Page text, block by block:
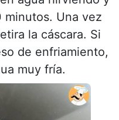
minutos. Una vez
la cáscara. Si
de enfriamiento,
muy fría.